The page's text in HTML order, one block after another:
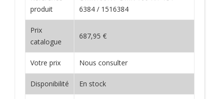
produit
6384 / 1516384
Prix
catalogue
687,95 €
Votre prix Nous consulter
Disponibilité En stock